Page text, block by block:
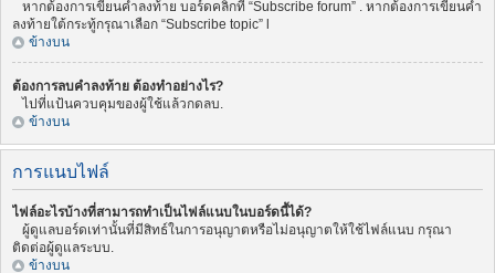
หากต้องการเขียนคำลงท้าย บอร์ดคลิกที่ “Subscribe forum” . หากต้องการเขียนคำ
ลงท้ายใต้กระทู้กรุณาเลือก “Subscribe topic” l
ข้างบน
ต้องการลบคำลงท้าย ต้องทำอย่างไร?
ไปที่แป้นควบคุมของผู้ใช้แล้วกดลบ.
ข้างบน
การแนบไฟล์
ไฟล์อะไรบ้างที่สามารถทำเป็นไฟล์แนบในบอร์ดนี้ได้?
ผู้ดูแลบอร์ดเท่านั้นที่มีสิทธ์ในการอนุญาตหรือไม่อนุญาตให้ใช้ไฟล์แนบ กรุณา
ติดต่อผู้ดูแลระบบ.
ข้างบน